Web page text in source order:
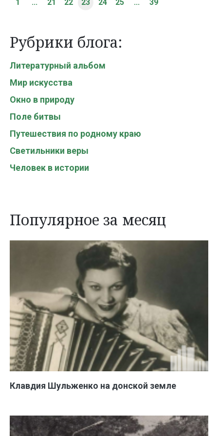
1 ... 21 22 23 24 25 ... 39
Рубрики блога:
Литературный альбом
Мир искусства
Окно в природу
Поле битвы
Путешествия по родному краю
Светильники веры
Человек в истории
Популярное за месяц
Клавдия Шульженко на донской земле